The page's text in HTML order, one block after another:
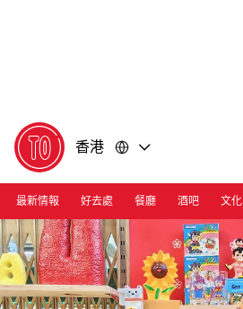
香港
最新情報 好去處 餐廳 酒吧 文化